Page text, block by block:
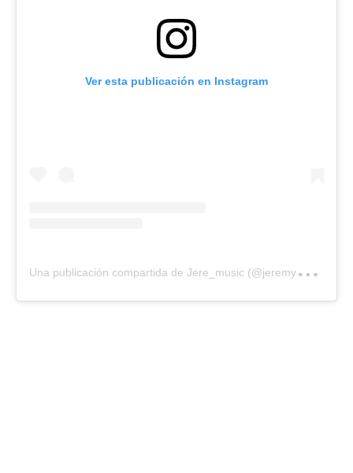
Ver esta publicación en Instagram
U
na publicación compartida de Jere_music (@jeremy_q_m)